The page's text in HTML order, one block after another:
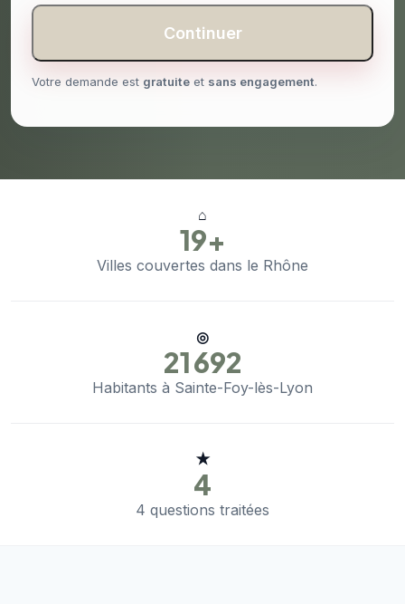
Continuer
Votre demande est gratuite et sans engagement.
⌂
19+
Villes couvertes dans le Rhône
◎
21 692
Habitants à Sainte-Foy-lès-Lyon
★
4
4 questions traitées